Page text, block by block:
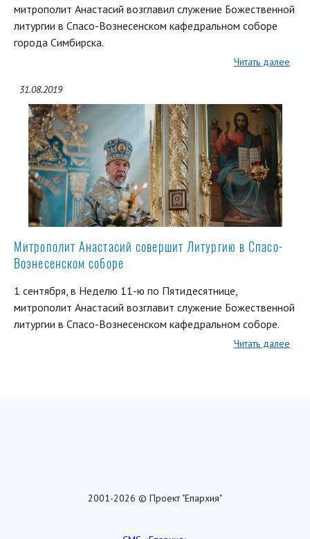
митрополит Анастасий возглавил служение Божественной
литургии в Спасо-Вознесенском кафедральном соборе
города Симбирска.
Читать далее
31.08.2019
Митрополит Анастасий совершит Литургию в Спасо-
Вознесенском соборе
1 сентября, в Неделю 11-ю по Пятидесятнице,
митрополит Анастасий возглавит служение Божественной
литургии в Спасо-Вознесенском кафедральном соборе.
Читать далее
2001-2026 © Проект "Епархия"